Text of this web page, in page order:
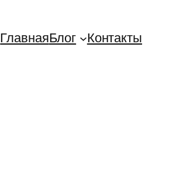
ГлавнаяБлог Контакты